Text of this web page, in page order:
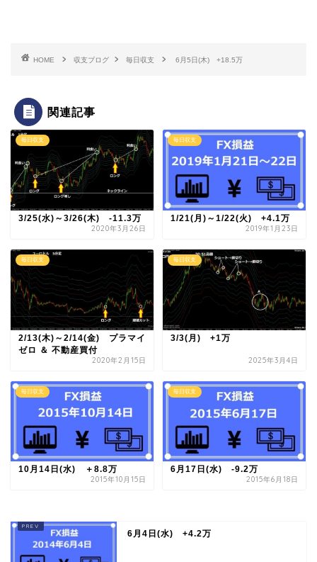
HOME 収支ブログ 毎日収支 6月5日(木) +18.5万
関連記事
毎日収支
3/25(水)～3/26(木) -11.3万
2020年3月26日
毎日収支
1/21(月)～1/22(火) +4.1万
2019年1月23日
毎日収支
2/13(木)～2/14(金) プラマイ
ゼロ ＆ 不動産買付
2020年2月15日
毎日収支
3/3(月) +1万
2025年3月4日
毎日収支
10月14日(水) ＋8.8万
2015年10月15日
毎日収支
6月17日(水) -9.2万
2015年6月18日
6月4日(水) +4.2万